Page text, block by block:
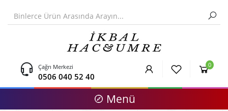
Çağrı Merkezi
0506 040 52 40
0
Menü